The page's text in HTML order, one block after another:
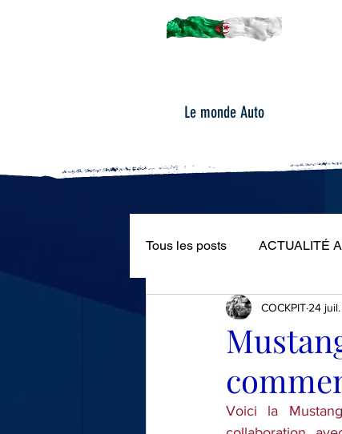
Le monde Auto
Tous les posts ACTUALITÉ
ÉVÉNEMENTS
LE TOUR DE MA VOITURE
COCKPIT 24
Voici la